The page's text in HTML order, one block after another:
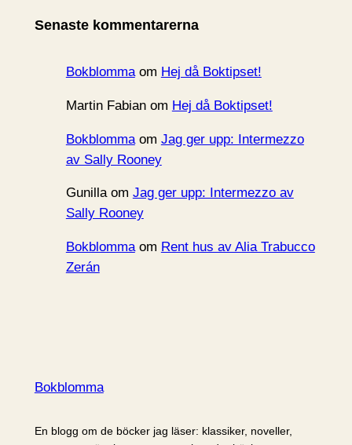
v
Senaste kommentarerna
Bokblommaom Hej då Boktipset!
Martin Fabianom Hej då Boktipset!
Bokblommaom Jag ger upp: Intermezzo
av Sally Rooney
Gunillaom Jag ger upp: Intermezzo av
Sally Rooney
Bokblommaom Rent hus av Alia Trabucco
Zerán
Bokblomma
En blogg om de böcker jag läser: klassiker, noveller,